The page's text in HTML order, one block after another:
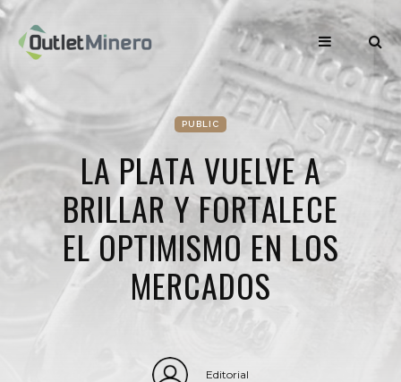
PUBLIC
LA PLATA VUELVE A
BRILLAR Y FORTALECE
EL OPTIMISMO EN LOS
MERCADOS
Editorial